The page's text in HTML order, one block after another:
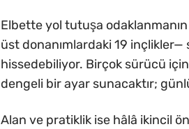
Elbette yol tutuşa
üst donanımlardaki 19
hissedebiliyor. Birçok sürücü
dengeli bir ayar sunacaktır;
Alan ve pratiklik ise hâlâ ikincil